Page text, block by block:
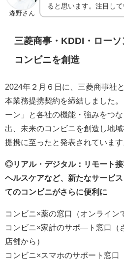
森野さん
ると思います。注目し
三菱商事・KDDI・ロー
コンビニを創造
2024年２月６日に、三菱商事社
本業務提携契約を締結しました
ーン」と各社の機能・強みをつ
出、未来のコンビニを創造し地
提携に至ったと発表されています
◎リアル・デジタル：リモート接
ヘルスケアなど、新たなサービ
てのコンビニがさらに便利に
コンビニ×薬の窓口（オンライン
コンビニ×家計のサポ―ト窓口（
店舗から）
コンビニ×スマホのサポート窓口